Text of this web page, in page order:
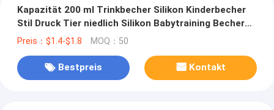
Kapazität 200 ml Trinkbecher Silikon Kinderbecher
Stil Druck Tier niedlich Silikon Babytraining Becher
mit Stroh
Preis：$1.4-$1.8 MOQ：50
Bestpreis Kontakt